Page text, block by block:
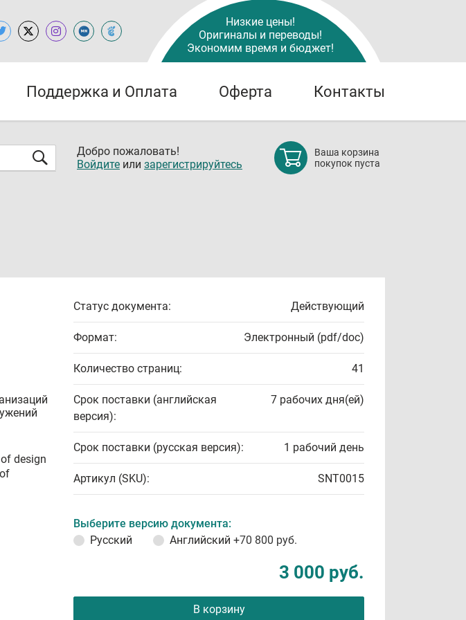
Низкие цены!
Оригиналы и переводы!
Экономим время и бюджет!
Поддержка и Оплата Оферта Контакты
Добро пожаловать!
Войдите или зарегистрируйтесь
Ваша корзина
покупок пуста
design
Статус документа: Действующий
Формат: Электронный (pdf/doc)
Количество страниц: 41
Срок поставки (английская
версия):
7 рабочих дня(ей)
Срок поставки (русская версия): 1 рабочий день
Артикул (SKU): SNT0015
Выберите версию документа:
Русский
Английский +70 800 руб.
3 000 руб.
В корзину